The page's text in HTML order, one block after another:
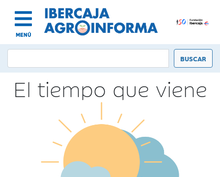
MENÚ
El tiempo que viene